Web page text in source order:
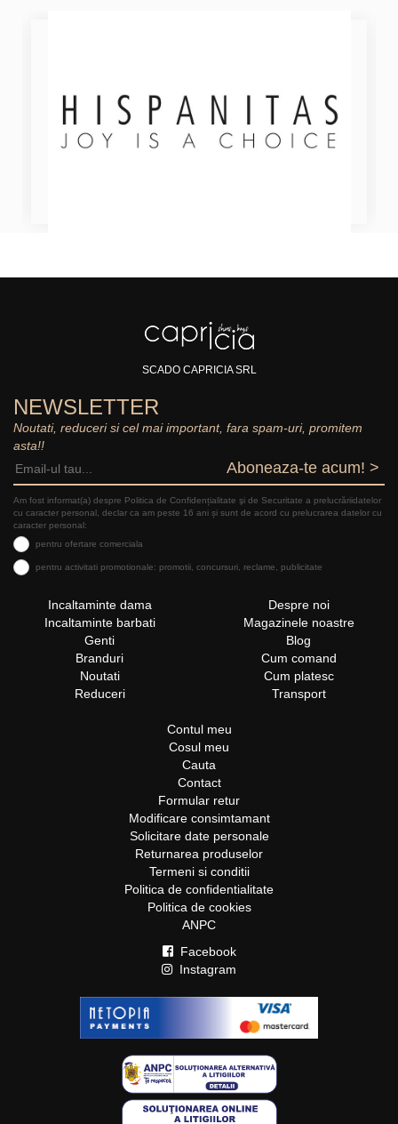
SCADO CAPRICIA SRL
NEWSLETTER
Noutati, reduceri si cel mai important, fara spam-uri, promitem
asta!!
Aboneaza-te acum! >
Am fost informat(a) despre Politica de Confidențialitate şi de Securitate a prelucrăriidatelor
cu caracter personal, declar ca am peste 16 ani și sunt de acord cu prelucrarea datelor cu
caracter personal:
pentru ofertare comerciala
pentru activitati promotionale: promotii, concursuri, reclame, publicitate
Incaltaminte dama
Incaltaminte barbati
Genti
Branduri
Noutati
Reduceri
Despre noi
Magazinele noastre
Blog
Cum comand
Cum platesc
Transport
Contul meu
Cosul meu
Cauta
Contact
Formular retur
Modificare consimtamant
Solicitare date personale
Returnarea produselor
Termeni si conditii
Politica de confidentialitate
Politica de cookies
ANPC
Facebook
Instagram